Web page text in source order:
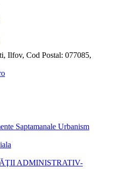
Ilfov, Cod Postal: 077085,
Saptamanale Urbanism
ADMINISTRATIV-